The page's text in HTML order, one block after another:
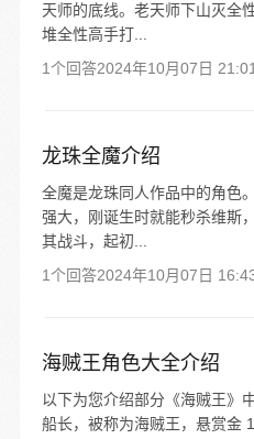
天师的底线。老天师下山灭全
堆全性高手打...
1个回答2024年10月07日 21:01
龙珠全魔介绍
全魔是龙珠同人作品中的角色
强大，刚诞生时就能秒杀维斯
其战斗，起初...
1个回答2024年10月07日
海贼王角色大全介绍
以下为您介绍部分《海贼王》
船长，被称为海贼王，悬赏金